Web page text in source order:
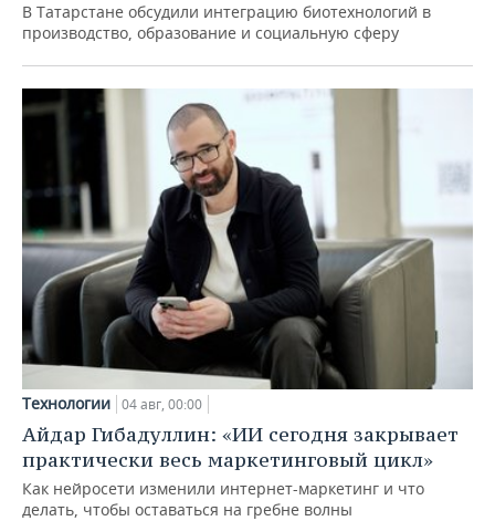
В Татарстане обсудили интеграцию биотехнологий в
производство, образование и социальную сферу
Технологии 04 авг, 00:00
Айдар Гибадуллин: «ИИ сегодня закрывает
практически весь маркетинговый цикл»
Как нейросети изменили интернет-маркетинг и что
делать, чтобы оставаться на гребне волны